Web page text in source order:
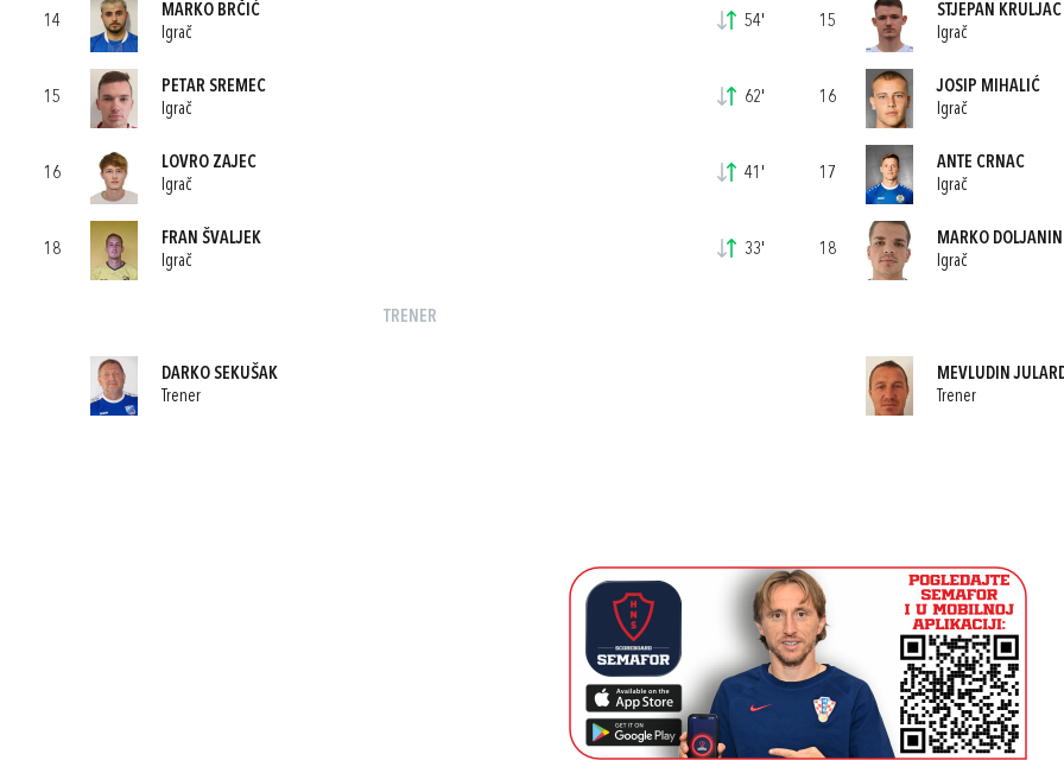
14
MARKO BRČIĆ
Igrač
54'
15
PETAR SREMEC
Igrač
62'
16
LOVRO ZAJEC
Igrač
41'
18
FRAN ŠVALJEK
Igrač
33'
TRENER
DARKO SEKUŠAK
Trener
15
STJEPAN KRULJAC
Igrač
16
JOSIP MIHALIĆ
Igrač
17
ANTE CRNAC
Igrač
18
MARKO DOLJANIN
Igrač
MEVLUDIN
Trener